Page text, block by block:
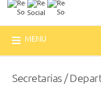
MENU
Secretarias /